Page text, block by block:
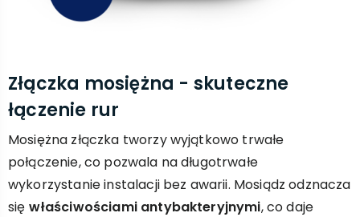
Złączka mosiężna - skuteczne
łączenie rur
Mosiężna złączka tworzy wyjątkowo trwałe
połączenie, co pozwala na długotrwałe
wykorzystanie instalacji bez awarii. Mosiądz odznacza
się właściwościami antybakteryjnymi, co daje